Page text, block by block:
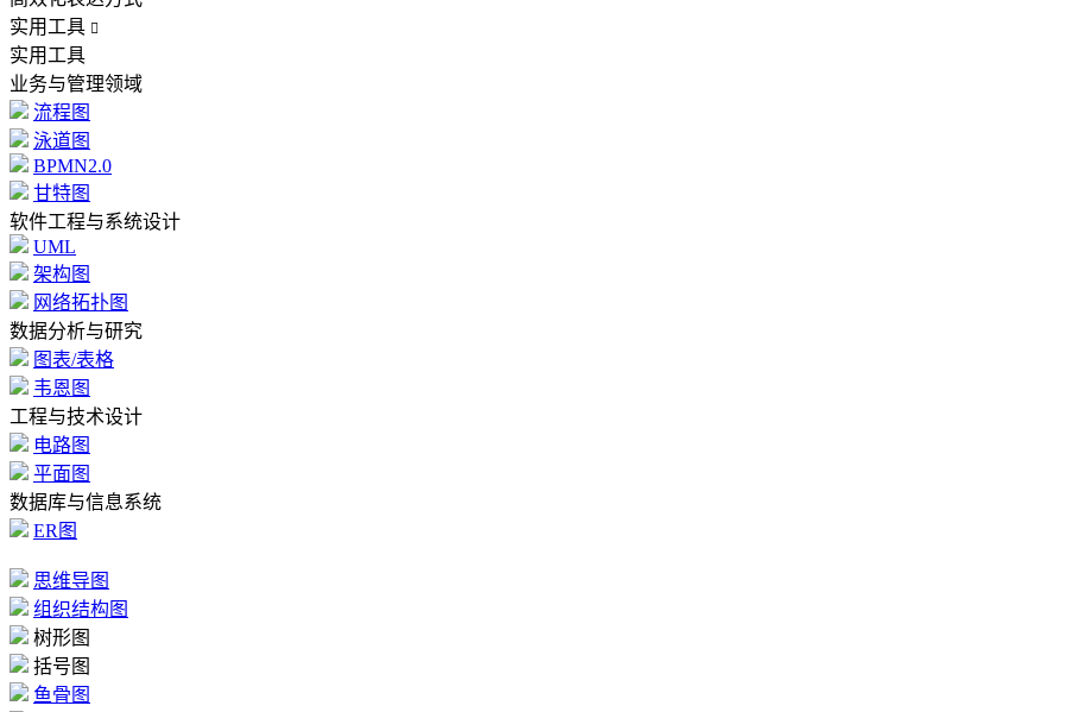
实用工具 
实用工具
业务与管理领域
流程图
泳道图
BPMN2.0
甘特图
软件工程与系统设计
UML
架构图
网络拓扑图
数据分析与研究
图表/表格
韦恩图
工程与技术设计
电路图
平面图
数据库与信息系统
ER图
思维导图
组织结构图
树形图
括号图
鱼骨图